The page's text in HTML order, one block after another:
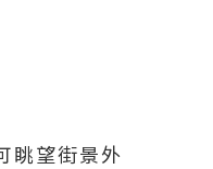
眺望街景外